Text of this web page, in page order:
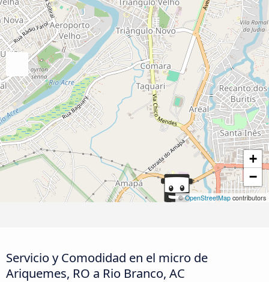
+
−
©OpenStreetMap contributors
Servicio y Comodidad en el micro de
Ariquemes, RO a Rio Branco, AC